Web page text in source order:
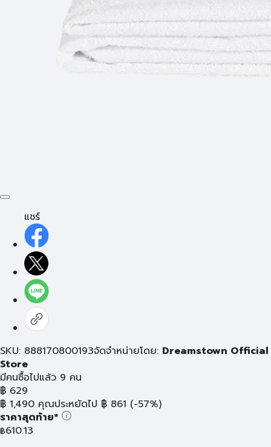
แชร์
SKU: 888170800193จัดจำหน่ายโดย: Dreamstown Official
Store
มีคนซื้อไปแล้ว 9 คน
฿ 629
฿ 1,490 คุณประหยัดไป ฿ 861 (-57%)
ราคาสุดท้าย*
฿610.13